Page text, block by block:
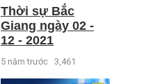
Thời sự Bắc
Giang ngày 02 -
12 - 2021
5 năm trước 3,461